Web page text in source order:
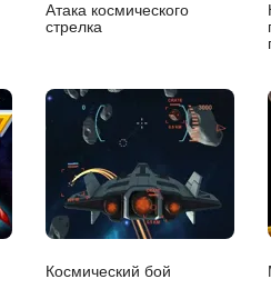
Атака космического
стрелка
Космический бой